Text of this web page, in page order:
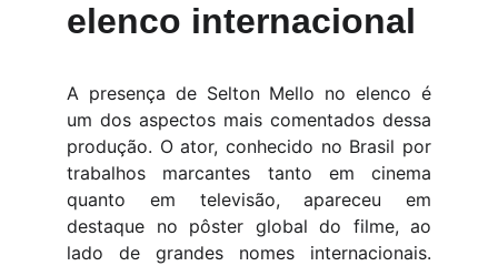
elenco internacional
A presença de Selton Mello no elenco é
um dos aspectos mais comentados dessa
produção. O ator, conhecido no Brasil por
trabalhos marcantes tanto em cinema
quanto em televisão, apareceu em
destaque no pôster global do filme, ao
lado de grandes nomes internacionais.